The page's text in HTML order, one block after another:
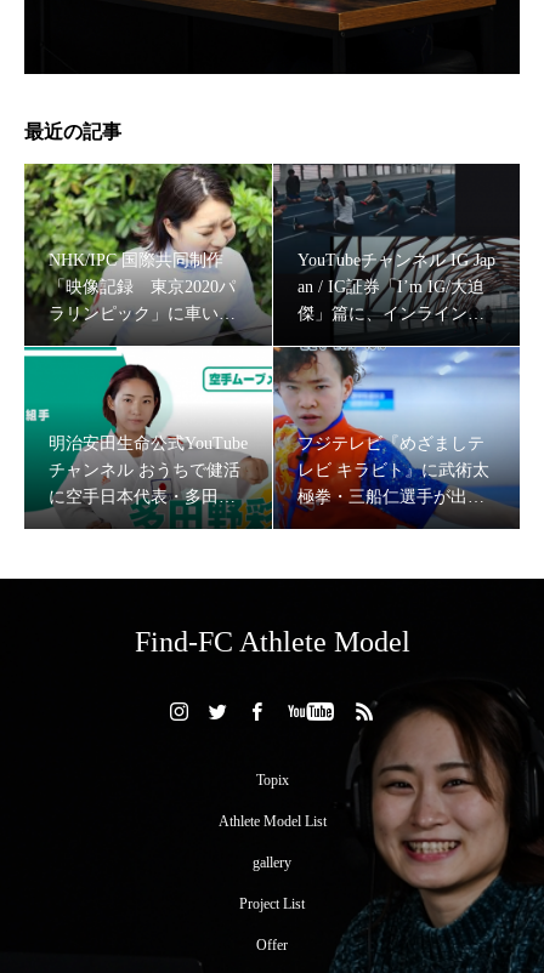
高岡市青年会議所オープン例会『挑戦のすゝめ ～子ども
達をありのままに育む～』のパネリストに車いすフェンシ
消臭剤ブランド『DEOAIR（ディオエア）』のイメージモ
デルに、スパルタンレーサー 陣在ほのか起用！
フジテレビ『めざましテレビ キラビト』にセパタクロー
チーム・SC TOKYOの岡本慧悟・玉置大嗣選手など出
最近の記事
NHK/IPC 国際共同制作
「映像記録 東京2020パ
ラリンピック」に車いす
フェンシング・河合紫乃
選手が出演
YouTubeチャンネル IG Jap
an / IG証券「I’m IG/大迫
傑」篇に、インラインス
ラランナーみゃこ、薬剤
師ランナーなっちゃんを
キャスティング
明治安田生命公式YouTube
チャンネル おうちで健活
に空手日本代表・多田野
彩香をキャスティング
フジテレビ『めざましテ
レビ キラビト』に武術太
極拳・三船仁選手が出
Find-FC Athlete Model
Topix
Athlete Model List
gallery
Project List
Offer